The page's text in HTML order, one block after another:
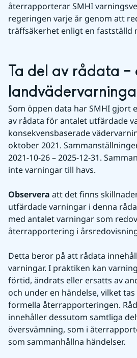
återrapporterar SMHI
regeringen varje år genom att
träffsäkerhet enligt en fastställd
Ta del av rådata –
Som öppen data har SMHI gjort
av rådata för antalet utfärdade
konsekvensbaserade
oktober 2021.
2021-10-26 – 2025-12-31.
inte varningar till havs.
Observera att det finns
utfärdade varningar i denna
med antalet varningar som
återrapportering i
Detta beror på att rådata
varningar. I praktiken kan
förtid, ändrats eller ersatts av
och under en händelse, vilket
formella återrapporteringen.
innehåller dessutom samtliga
översvämning, som i
som sammanhållna händelser.